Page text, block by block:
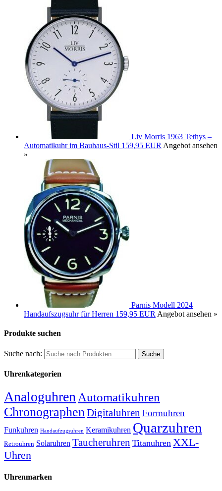
Liv Morris 1963 Tethys –
Automatikuhr im Bauhaus-Stil 159,95 EUR Angebot ansehen
»
Parnis Modell 2024
Handaufszugsuhr für Herren 159,95 EUR Angebot ansehen »
Produkte suchen
Suche nach:
Uhrenkategorien
Analoguhren Automatikuhren
ChronographenDigitaluhren Formuhren
Funkuhren Handaufzugsuhren Keramikuhren Quarzuhren
Retrouhren Solaruhren Taucheruhren Titanuhren XXL-
Uhren
Uhrenmarken